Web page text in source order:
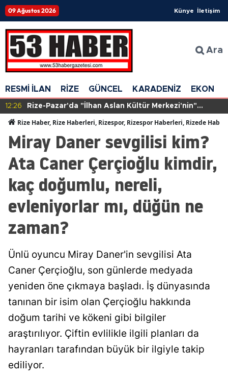
09 Ağustos 2026 Künye İletişim
Ara
RESMİ İLAN RİZE GÜNCEL KARADENİZ
12:26
Rize-Pazar'da "İlhan Aslan Kültür Merkezi'nin"
Rize Haber, Rize Haberleri, Rizespor, Rizespor Haberleri, Rizede
Miray Daner sevgilisi kim?
Ata Caner Çerçioğlu kimdir,
kaç doğumlu, nereli,
evleniyorlar mı, düğün ne
zaman?
Ünlü oyuncu Miray Daner'in sevgilisi Ata
Caner Çerçioğlu, son günlerde medyada
yeniden öne çıkmaya başladı. İş dünyasında
tanınan bir isim olan Çerçioğlu hakkında
doğum tarihi ve kökeni gibi bilgiler
araştırılıyor. Çiftin evlilikle ilgili planları da
hayranları tarafından büyük bir ilgiyle takip
ediliyor.